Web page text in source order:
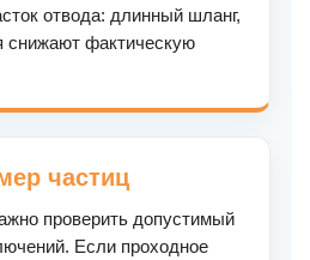
отвода: длинный шланг,
снижают фактическую
частиц
проверить допустимый
Если проходное